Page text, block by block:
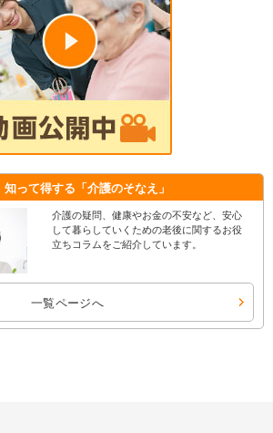
知って得する 「介護のそなえ」
介護の疑問、健康やお金の不安など、安心
して暮らしていくための老後に関するお役
立ちコラムをご紹介しています。
一覧ページへ